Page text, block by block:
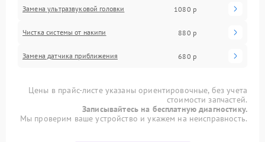
Замена ультразвуковой головки 1080 р
Чистка системы от накипи 880 р
Замена датчика приближения 680 р
Цены в прайс-листе указаны ориентировочные, без учета
стоимости запчастей.
Записывайтесь на бесплатную диагностику.
Мы проверим ваше устройство и укажем на неисправность.